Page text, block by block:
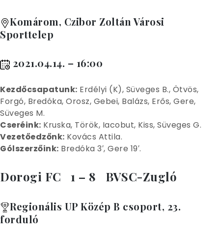
Komárom, Czibor Zoltán Városi
Sporttelep
2021.04.14. – 16:00
Kezdőcsapatunk: Erdélyi (K), Süveges B., Ötvös,
Forgó, Bredóka, Orosz, Gebei, Balázs, Erős, Gere,
Süveges M.
Cseréink: Kruska, Török, Iacobut, Kiss, Süveges G.
Vezetőedzőnk: Kovács Attila.
Gólszerzőink: Bredóka 3′, Gere 19′.
Dorogi FC 1 – 8 BVSC-Zugló
Regionális UP Közép B csoport, 23.
forduló